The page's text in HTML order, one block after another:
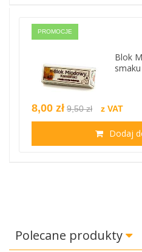
PROMOCJE
Blok
8,00 zł 9,50 zł z VAT
Dodaj
Polecane produkty